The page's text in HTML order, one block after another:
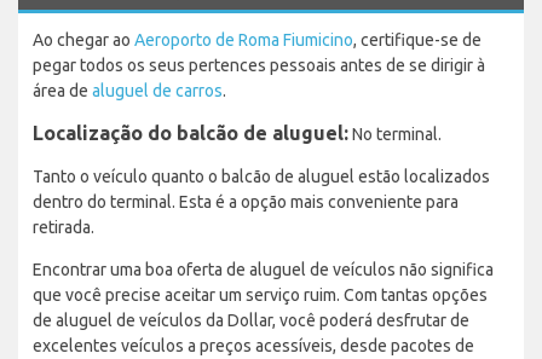
Ao chegar ao Aeroporto de Roma Fiumicino, certifique-se de
pegar todos os seus pertences pessoais antes de se dirigir à
área de aluguel de carros.
Localização do balcão de aluguel:No terminal.
Tanto o veículo quanto o balcão de aluguel estão localizados
dentro do terminal. Esta é a opção mais conveniente para
retirada.
Encontrar uma boa oferta de aluguel de veículos não significa
que você precise aceitar um serviço ruim. Com tantas opções
de aluguel de veículos da Dollar, você poderá desfrutar de
excelentes veículos a preços acessíveis, desde pacotes de